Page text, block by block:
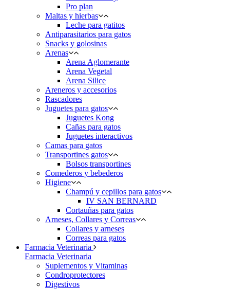
Pro plan
Maltas y hierbas
Leche para gatitos
Antiparasitarios para gatos
Snacks y golosinas
Arenas
Arena Aglomerante
Arena Vegetal
Arena Silice
Areneros y accesorios
Rascadores
Juguetes para gatos
Juguetes Kong
Cañas para gatos
Juguetes interactivos
Camas para gatos
Transportines gatos
Bolsos transportines
Comederos y bebederos
Higiene
Champú y cepillos para gatos
IV SAN BERNARD
Cortauñas para gatos
Arneses, Collares y Correas
Collares y arneses
Correas para gatos
Farmacia Veterinaria
Farmacia Veterinaria
Suplementos y Vitaminas
Condroprotectores
Digestivos